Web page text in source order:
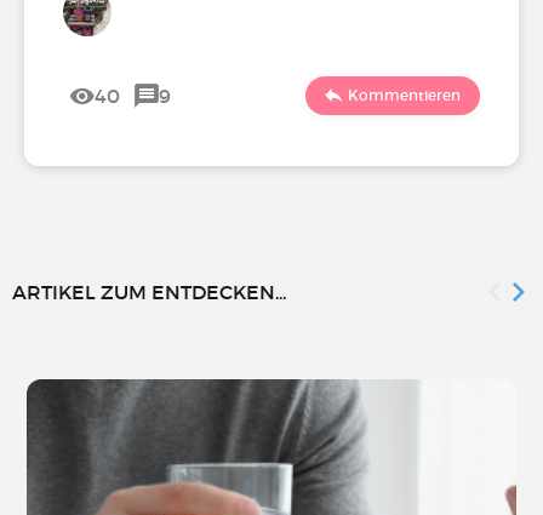
40 9 Kommentieren
ARTIKEL ZUM ENTDECKEN...